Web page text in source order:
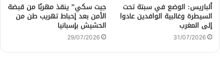
ألباريس: الوضع في سبتة تحت
السيطرة وغالبية الوافدين عادوا
إلى المغرب
31/07/2026
جيت سكي” ينقذ مهربًا من قبضة
الأمن بعد إحباط تهريب طن من
الحشيش بإسبانيا
29/07/2026